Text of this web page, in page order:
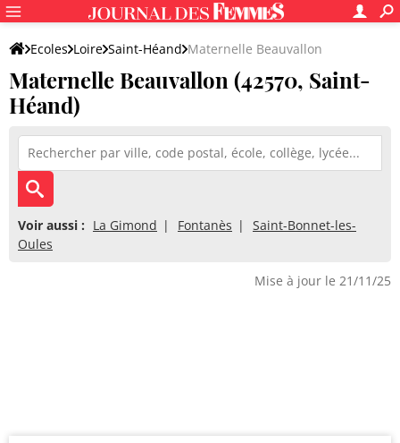
Ecoles Loire Saint-Héand Maternelle Beauvallon
Maternelle Beauvallon (42570, Saint-
Héand)
Voir aussi : La Gimond Fontanès
Saint-Bonnet-les-
Oules
Mise à jour le 21/11/25